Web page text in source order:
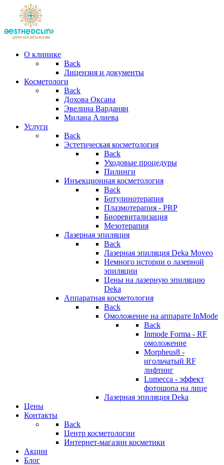
О клинике
Back
Лицензия и документы
Косметологи
Back
Дохова Оксана
Эвелина Варданян
Милана Алиева
Услуги
Back
Эстетическая косметология
Back
Уходовые процедуры
Пилинги
Инъекционная косметология
Back
Ботулинотерапия
Плазмотерапия - PRP
Биоревитализация
Мезотерапия
Лазерная эпиляция
Back
Лазерная эпиляция Deka Moveo
Немного истории о лазерной
эпиляции
Цены на лазерную эпиляцию
Deka
Аппаратная косметология
Back
Омоложение на аппарате InMode
Back
Inmode Forma - RF
омоложение
Morpheus8 -
игольчатый RF
лифтинг
Lumecca - эффект
фотошопа на лице
Лазерная эпиляция Deka
Цены
Контакты
Back
Центр косметологии
Интернет-магазин косметики
Акции
Блог